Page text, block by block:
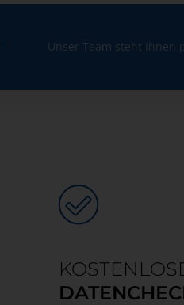
Unser Team steht Ihnen